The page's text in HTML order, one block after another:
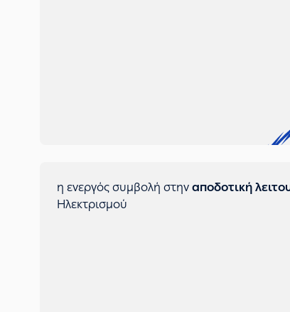
η ενεργός συμβολή στην αποδοτική
Ηλεκτρισμού